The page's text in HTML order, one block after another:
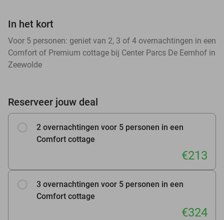
In het kort
Voor 5 personen: geniet van 2, 3 of 4 overnachtingen in een
Comfort of Premium cottage bij Center Parcs De Eemhof in
Zeewolde
Reserveer jouw deal
2 overnachtingen voor 5 personen in een
Comfort cottage
€213
3 overnachtingen voor 5 personen in een
Comfort cottage
€324